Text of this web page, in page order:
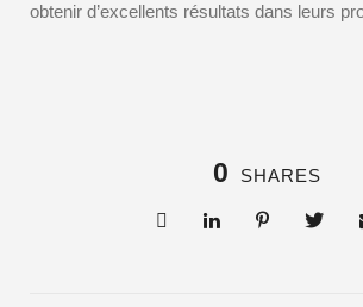
obtenir d’excellents résultats dans leurs
0 SHARES